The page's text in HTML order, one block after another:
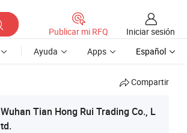
Publicar mi RFQ
Iniciar sesión
Ayuda Apps Español
Compartir
Wuhan Tian Hong Rui Trading Co., L
td.